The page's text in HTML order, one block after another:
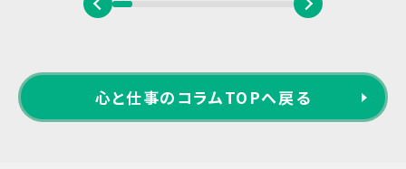
心と仕事のコラムTOPへ戻る